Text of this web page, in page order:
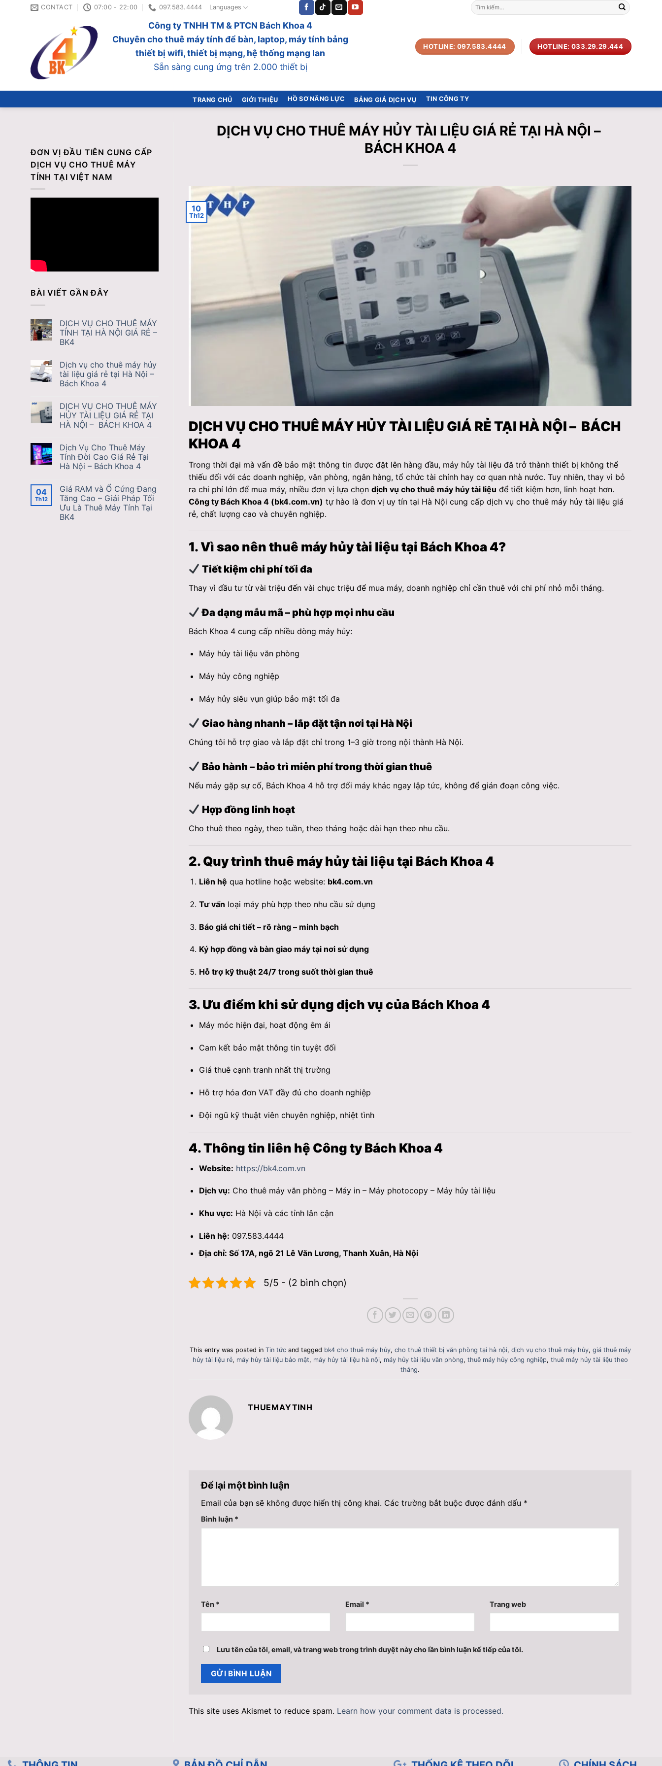
CONTACT 07:00 - 22:00 097.583.4444 Languages
Tìm
kiếm:
Công ty TNHH TM & PTCN Bách Khoa 4
Chuyên cho thuê máy tính để bàn, laptop, máy tính bảng
thiết bị wifi, thiết bị mạng, hệ thống mạng lan
Sẵn sàng cung ứng trên 2.000 thiết bị
HOTLINE: 097.583.4444 HOTLINE: 033.29.29.444
TRANG CHỦ GIỚI THIỆU HỒ SƠ NĂNG LỰC BẢNG GIÁ DỊCH VỤ TIN CÔNG TY
ĐƠN VỊ ĐẦU TIÊN CUNG CẤP
DỊCH VỤ CHO THUÊ MÁY
TÍNH TẠI VIỆT NAM
BÀI VIẾT GẦN ĐÂY
DỊCH VỤ CHO THUÊ MÁY
TÍNH TẠI HÀ NỘI GIÁ RẺ –
BK4
Dịch vụ cho thuê máy hủy
tài liệu giá rẻ tại Hà Nội –
Bách Khoa 4
DỊCH VỤ CHO THUÊ MÁY
HỦY TÀI LIỆU GIÁ RẺ TẠI
HÀ NỘI – BÁCH KHOA 4
Dịch Vụ Cho Thuê Máy
Tính Đời Cao Giá Rẻ Tại
Hà Nội – Bách Khoa 4
04
Th12
Giá RAM và Ổ Cứng Đang
Tăng Cao – Giải Pháp Tối
Ưu Là Thuê Máy Tính Tại
BK4
DỊCH VỤ CHO THUÊ MÁY HỦY TÀI LIỆU GIÁ RẺ TẠI HÀ NỘI –
BÁCH KHOA 4
10
Th12
DỊCH VỤ CHO THUÊ MÁY HỦY TÀI LIỆU GIÁ RẺ TẠI HÀ NỘI – BÁCH
KHOA 4
Trong thời đại mà vấn đề bảo mật thông tin được đặt lên hàng đầu, máy hủy tài liệu đã trở thành thiết bị không thể
thiếu đối với các doanh nghiệp, văn phòng, ngân hàng, tổ chức tài chính hay cơ quan nhà nước. Tuy nhiên, thay vì bỏ
ra chi phí lớn để mua máy, nhiều đơn vị lựa chọn dịch vụ cho thuê máy hủy tài liệu để tiết kiệm hơn, linh hoạt hơn.
Công ty Bách Khoa 4 (bk4.com.vn) tự hào là đơn vị uy tín tại Hà Nội cung cấp dịch vụ cho thuê máy hủy tài liệu giá
rẻ, chất lượng cao và chuyên nghiệp.
1. Vì sao nên thuê máy hủy tài liệu tại Bách Khoa 4?
Tiết kiệm chi phí tối đa
Thay vì đầu tư từ vài triệu đến vài chục triệu để mua máy, doanh nghiệp chỉ cần thuê với chi phí nhỏ mỗi tháng.
Đa dạng mẫu mã – phù hợp mọi nhu cầu
Bách Khoa 4 cung cấp nhiều dòng máy hủy:
Máy hủy tài liệu văn phòng
Máy hủy công nghiệp
Máy hủy siêu vụn giúp bảo mật tối đa
Giao hàng nhanh – lắp đặt tận nơi tại Hà Nội
Chúng tôi hỗ trợ giao và lắp đặt chỉ trong 1–3 giờ trong nội thành Hà Nội.
Bảo hành – bảo trì miễn phí trong thời gian thuê
Nếu máy gặp sự cố, Bách Khoa 4 hỗ trợ đổi máy khác ngay lập tức, không để gián đoạn công việc.
Hợp đồng linh hoạt
Cho thuê theo ngày, theo tuần, theo tháng hoặc dài hạn theo nhu cầu.
2. Quy trình thuê máy hủy tài liệu tại Bách Khoa 4
Liên hệ qua hotline hoặc website: bk4.com.vn
Tư vấn loại máy phù hợp theo nhu cầu sử dụng
Báo giá chi tiết – rõ ràng – minh bạch
Ký hợp đồng và bàn giao máy tại nơi sử dụng
Hỗ trợ kỹ thuật 24/7 trong suốt thời gian thuê
3. Ưu điểm khi sử dụng dịch vụ của Bách Khoa 4
Máy móc hiện đại, hoạt động êm ái
Cam kết bảo mật thông tin tuyệt đối
Giá thuê cạnh tranh nhất thị trường
Hỗ trợ hóa đơn VAT đầy đủ cho doanh nghiệp
Đội ngũ kỹ thuật viên chuyên nghiệp, nhiệt tình
4. Thông tin liên hệ Công ty Bách Khoa 4
Website: https://bk4.com.vn
Dịch vụ: Cho thuê máy văn phòng – Máy in – Máy photocopy – Máy hủy tài liệu
Khu vực: Hà Nội và các tỉnh lân cận
Liên hệ: 097.583.4444
Địa chỉ: Số 17A, ngõ 21 Lê Văn Lương, Thanh Xuân, Hà Nội
5/5 - (2 bình chọn)
This entry was posted in Tin tứcand tagged bk4 cho thuê máy hủy, cho thuê thiết bị văn phòng tại hà nội, dịch vụ cho thuê máy hủy, giá thuê máy
hủy tài liệu rẻ, máy hủy tài liệu bảo mật, máy hủy tài liệu hà nội, máy hủy tài liệu văn phòng, thuê máy hủy công nghiệp, thuê máy hủy tài liệu theo
tháng.
THUEMAYTINH
Để lại một bình luận
Email của bạn sẽ không được hiển thị công khai. Các trường bắt buộc được đánh dấu *
Bình luận *
Tên * Email * Trang web
Lưu tên của tôi, email, và trang web trong trình duyệt này cho lần bình luận kế tiếp của tôi.
This site uses Akismet to reduce spam. Learn how your comment data is processed.